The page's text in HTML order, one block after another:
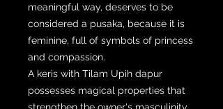
meaningful way, deserves to be
considered a pusaka, because it is
feminine, full of symbols of princess
and compassion.
A keris with Tilam Upih dapur
possesses magical properties that